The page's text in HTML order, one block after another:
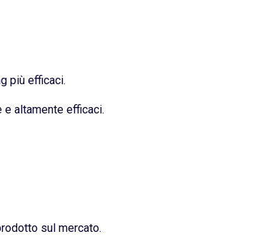
più efficaci.
altamente efficaci.
sul mercato.